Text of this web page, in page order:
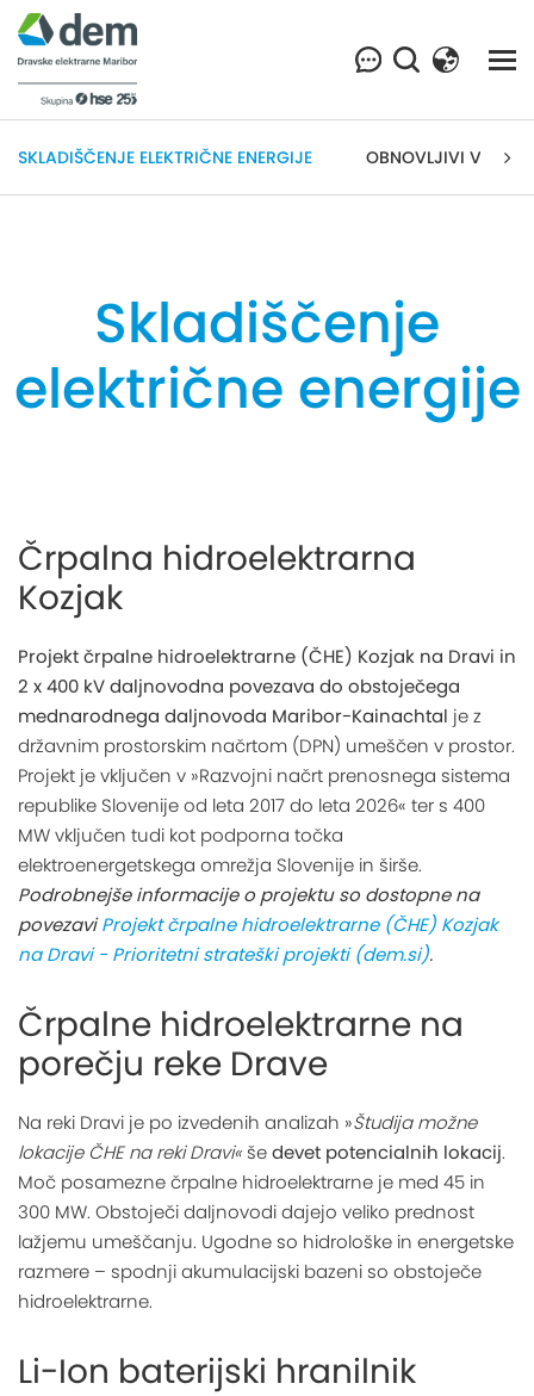
SKLADIŠČENJE ELEKTRIČNE ENERGIJE OBNOVLJIVI VIRI
Skladiščenje
električne energije
Črpalna hidroelektrarna
Kozjak
Projekt črpalne hidroelektrarne (ČHE) Kozjak na Dravi in
2 x 400 kV daljnovodna povezava do obstoječega
mednarodnega daljnovoda Maribor-Kainachtal je z
državnim prostorskim načrtom (DPN) umeščen v prostor.
Projekt je vključen v »Razvojni načrt prenosnega sistema
republike Slovenije od leta 2017 do leta 2026« ter s 400
MW vključen tudi kot podporna točka
elektroenergetskega omrežja Slovenije in širše.
Podrobnejše informacije o projektu so dostopne na
povezaviProjekt črpalne hidroelektrarne (ČHE) Kozjak
na Dravi - Prioritetni strateški projekti (dem.si).
Črpalne hidroelektrarne na
porečju reke Drave
Na reki Dravi je po izvedenih analizah »Študija možne
lokacije ČHE na reki Dravi«šedevet potencialnih lokacij.
Moč posamezne črpalne hidroelektrarne je med 45 in
300 MW. Obstoječi daljnovodi dajejo veliko prednost
lažjemu umeščanju. Ugodne so hidrološke in energetske
razmere – spodnji akumulacijski bazeni so obstoječe
hidroelektrarne.
Li-Ion baterijski hranilnik